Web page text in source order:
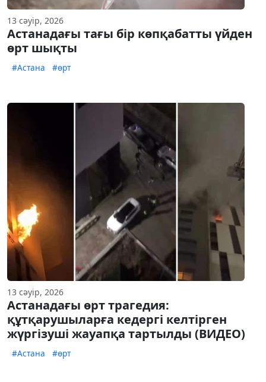
13 сәуір, 2026
Астанадағы тағы бір көпқабатты үйден
өрт шықты
#Астана #өрт
13 сәуір, 2026
Астанадағы өрт трагедия:
құтқарушыларға кедергі келтірген
жүргізуші жауапқа тартылды (ВИДЕО)
#Астана #өрт